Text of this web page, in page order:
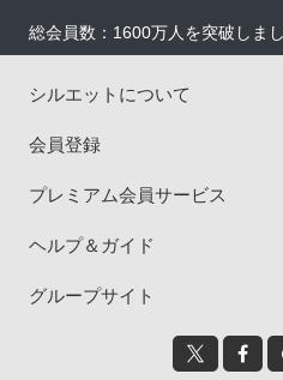
総会員数：1600万人を突破しま
シルエットについて
会員登録
プレミアム会員サービス
ヘルプ＆ガイド
グループサイト